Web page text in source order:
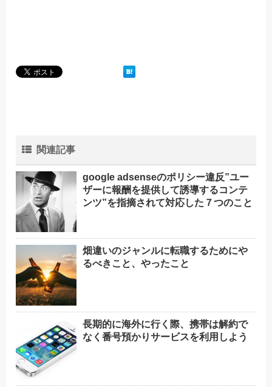
関連記事
google adsenseのポリシー違反”ユー
ザーに報酬を提供して誘導するコンテ
ンツ”を指摘されて対応した７つのこと
畑違いのジャンルに転職するためにや
るべきこと、やったこと
長期的に海外に行く際、携帯は解約で
なく番号預かりサービスを利用しよう